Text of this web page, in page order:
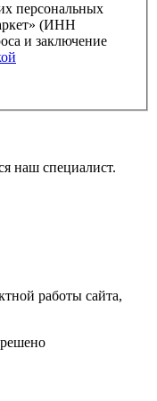
персональных
(ИНН
наш специалист.
работы сайта,